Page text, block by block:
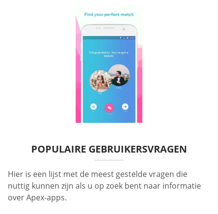
POPULAIRE GEBRUIKERSVRAGEN
Hier is een lijst met de meest gestelde vragen die
nuttig kunnen zijn als u op zoek bent naar informatie
over Apex-apps.